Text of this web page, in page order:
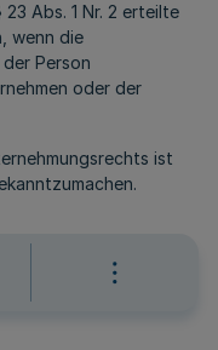
Abs. 1 Nr. 2 erteilte
wenn die
Person
oder der
ist
Tarife